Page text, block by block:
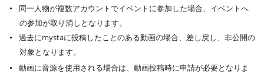
同一人物が複数アカウントでイベントに参加した場合、イベントへ
の参加が取り消しとなります。
過去にmystaに投稿したことのある動画の場合、差し戻し、非公開の
対象となります。
動画に音源を使用される場合は、動画投稿時に申請が必要となりま